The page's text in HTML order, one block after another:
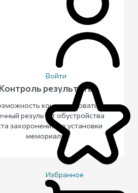
Войти
Избранное
Контроль результата
контролировать
результат обустройства
захоронения до установки
мемориала